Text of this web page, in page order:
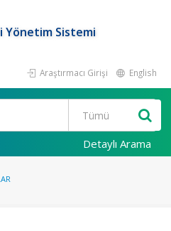
Yönetim Sistemi
Araştırmacı Girişi English
Detaylı Arama